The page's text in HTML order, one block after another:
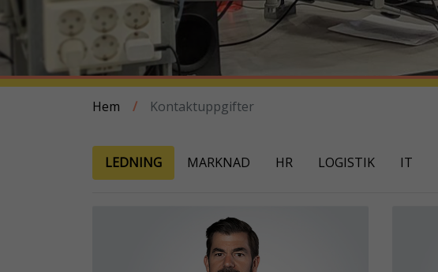
Hem / Kontaktuppgifter
LEDNING MARKNAD HR LOGISTIK IT